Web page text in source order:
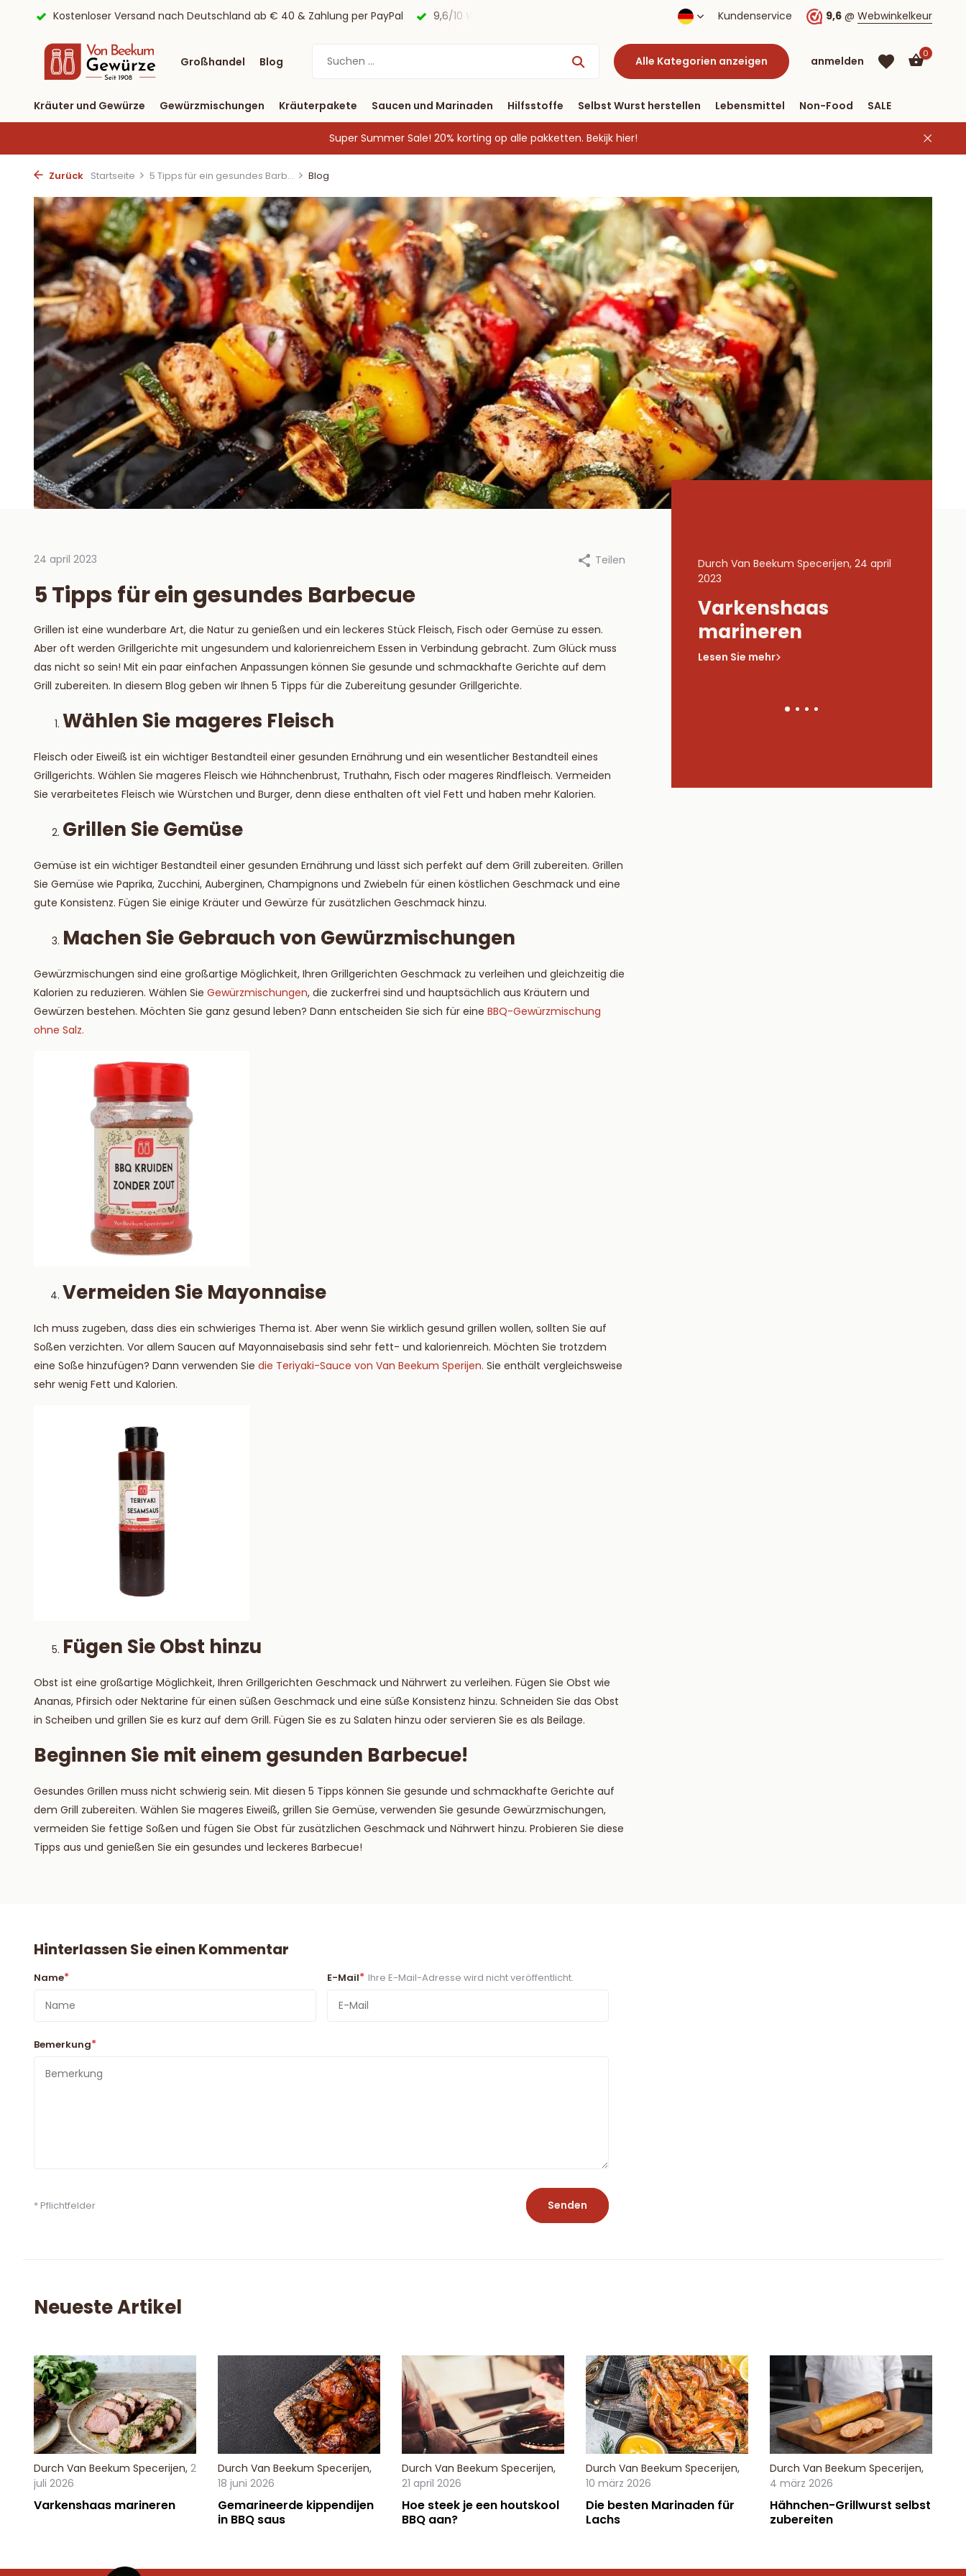
9,6/10 Webwinkelkeur ✔ Lieferung binnen drei Tagen Kostenloser Versand nach Deutschland ab € 40 & Zahlung per PayPalKundenservice 9,6 @ Webwinkelkeur
Großhandel Blog Alle Kategorien anzeigen anmelden
0
Kräuter und Gewürze Gewürzmischungen Kräuterpakete Saucen und Marinaden Hilfsstoffe Selbst Wurst herstellen Lebensmittel Non-Food SALE
Super Summer Sale! 20% korting op alle pakketten. Bekijk hier!
Zurück Startseite 5 Tipps für ein gesundes Barb... Blog
24 april 2023 Teilen
5 Tipps für ein gesundes Barbecue
Grillen ist eine wunderbare Art, die Natur zu genießen und ein leckeres Stück Fleisch, Fisch oder Gemüse zu essen.
Aber oft werden Grillgerichte mit ungesundem und kalorienreichem Essen in Verbindung gebracht. Zum Glück muss
das nicht so sein! Mit ein paar einfachen Anpassungen können Sie gesunde und schmackhafte Gerichte auf dem
Grill zubereiten. In diesem Blog geben wir Ihnen 5 Tipps für die Zubereitung gesunder Grillgerichte.
Wählen Sie mageres Fleisch
Fleisch oder Eiweiß ist ein wichtiger Bestandteil einer gesunden Ernährung und ein wesentlicher Bestandteil eines
Grillgerichts. Wählen Sie mageres Fleisch wie Hähnchenbrust, Truthahn, Fisch oder mageres Rindfleisch. Vermeiden
Sie verarbeitetes Fleisch wie Würstchen und Burger, denn diese enthalten oft viel Fett und haben mehr Kalorien.
Grillen Sie Gemüse
Gemüse ist ein wichtiger Bestandteil einer gesunden Ernährung und lässt sich perfekt auf dem Grill zubereiten. Grillen
Sie Gemüse wie Paprika, Zucchini, Auberginen, Champignons und Zwiebeln für einen köstlichen Geschmack und eine
gute Konsistenz. Fügen Sie einige Kräuter und Gewürze für zusätzlichen Geschmack hinzu.
Machen Sie Gebrauch von Gewürzmischungen
Gewürzmischungen sind eine großartige Möglichkeit, Ihren Grillgerichten Geschmack zu verleihen und gleichzeitig die
Kalorien zu reduzieren. Wählen Sie Gewürzmischungen, die zuckerfrei sind und hauptsächlich aus Kräutern und
Gewürzen bestehen. Möchten Sie ganz gesund leben? Dann entscheiden Sie sich für eine BBQ-Gewürzmischung
ohne Salz.
Vermeiden Sie Mayonnaise
Ich muss zugeben, dass dies ein schwieriges Thema ist. Aber wenn Sie wirklich gesund grillen wollen, sollten Sie auf
Soßen verzichten. Vor allem Saucen auf Mayonnaisebasis sind sehr fett- und kalorienreich. Möchten Sie trotzdem
eine Soße hinzufügen? Dann verwenden Sie die Teriyaki-Sauce von Van Beekum Sperijen. Sie enthält vergleichsweise
sehr wenig Fett und Kalorien.
Fügen Sie Obst hinzu
Obst ist eine großartige Möglichkeit, Ihren Grillgerichten Geschmack und Nährwert zu verleihen. Fügen Sie Obst wie
Ananas, Pfirsich oder Nektarine für einen süßen Geschmack und eine süße Konsistenz hinzu. Schneiden Sie das Obst
in Scheiben und grillen Sie es kurz auf dem Grill. Fügen Sie es zu Salaten hinzu oder servieren Sie es als Beilage.
Beginnen Sie mit einem gesunden Barbecue!
Gesundes Grillen muss nicht schwierig sein. Mit diesen 5 Tipps können Sie gesunde und schmackhafte Gerichte auf
dem Grill zubereiten. Wählen Sie mageres Eiweiß, grillen Sie Gemüse, verwenden Sie gesunde Gewürzmischungen,
vermeiden Sie fettige Soßen und fügen Sie Obst für zusätzlichen Geschmack und Nährwert hinzu. Probieren Sie diese
Tipps aus und genießen Sie ein gesundes und leckeres Barbecue!
Hoe steek je een
houtskool BBQ aan?
Durch Van Beekum Specerijen, 24 april
Marinaden für Lachs
Durch Van Beekum Specerijen, 24 april
2023
Varkenshaas
marineren
Lesen Sie mehr
Hinterlassen Sie einen Kommentar
Name* E-Mail* Ihre E-Mail-Adresse wird nicht veröffentlicht.
Bemerkung*
* Pflichtfelder Senden
Neueste Artikel
Durch Van Beekum Specerijen, 2
juli 2026
Varkenshaas marineren
Durch Van Beekum Specerijen,
18 juni 2026
Gemarineerde kippendijen
in BBQ saus
Durch Van Beekum Specerijen,
21 april 2026
Hoe steek je een houtskool
BBQ aan?
Durch Van Beekum Specerijen,
10 märz 2026
Die besten Marinaden für
Lachs
Durch Van Beekum Specerijen,
4 märz 2026
Hähnchen-Grillwurst selbst
zubereiten